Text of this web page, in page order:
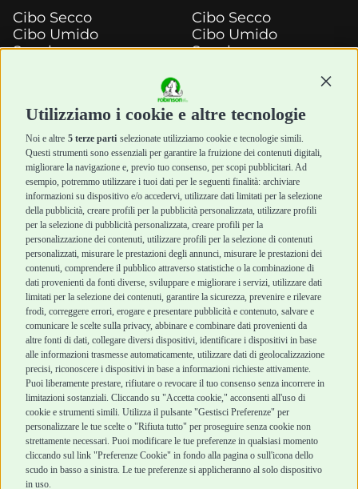
Utilizziamo i cookie e altre tecnologie
Noi e altre 5 terze parti selezionate utilizziamo cookie e tecnologie simili.
Questi strumenti sono essenziali per garantire la fruizione dei contenuti digitali,
migliorare la navigazione e, previo tuo consenso, per scopi pubblicitari. Ad
esempio, potremmo utilizzare i tuoi dati per le seguenti finalità: archiviare
informazioni su dispositivo e/o accedervi, utilizzare dati limitati per la selezione
della pubblicità, creare profili per la pubblicità personalizzata, utilizzare profili
per la selezione di pubblicità personalizzata, creare profili per la
personalizzazione dei contenuti, utilizzare profili per la selezione di contenuti
personalizzati, misurare le prestazioni degli annunci, misurare le prestazioni dei
contenuti, comprendere il pubblico attraverso statistiche o la combinazione di
dati provenienti da fonti diverse, sviluppare e migliorare i servizi, utilizzare dati
limitati per la selezione dei contenuti, garantire la sicurezza, prevenire e rilevare
frodi, correggere errori, erogare e presentare pubblicità e contenuto, salvare e
comunicare le scelte sulla privacy, abbinare e combinare dati provenienti da
altre fonti di dati, collegare diversi dispositivi, identificare i dispositivi in base
alle informazioni trasmesse automaticamente, utilizzare dati di geolocalizzazione
precisi, riconoscere i dispositivi in base a informazioni richieste attivamente.
Puoi liberamente prestare, rifiutare o revocare il tuo consenso senza incorrere in
limitazioni sostanziali. Cliccando su "Accetta cookie," acconsenti all'uso di
cookie e strumenti simili. Utilizza il pulsante "Gestisci Preferenze" per
personalizzare le tue scelte o "Rifiuta tutto" per proseguire senza cookie non
strettamente necessari. Puoi modificare le tue preferenze in qualsiasi momento
cliccando sul link "Preferenze Cookie" in fondo alla pagina o sull'icona dello
scudo in basso a sinistra. Le tue preferenze si applicheranno al solo dispositivo
in uso.
Cibo Secco
Cibo Umido
Snack e
Igiene e Pulizia
Accessori
Cani Mini
Top Quality
Cibo Secco
Cibo Umido
Snack e
Igiene e Pulizia
Accessori
Top Quality
Robinson Pet Shop
Chi siamo
Punti vendita
Marchi
Blog
Assistenza Robinson
Pet Shop
Offerte
Promozioni
Recensioni Feedaty
Acquisti sicuri
Termini e condizioni
di vendita
Cashback
Metodi di
pagamento
Recesso e Reso
Spedizioni
Robinson Pet Shop S.r.l.
Via V. Giovanni Schiaparelli, 21 – 47122 Forlì (FC)
P.iva 04095130409 | REA: FO 329541
info@robinsonpetshop.it | Tel. 0543 096850